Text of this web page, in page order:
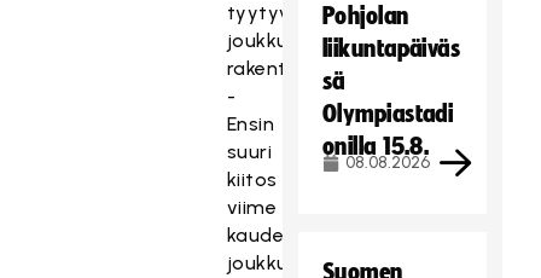
tyytyväinen
joukkueen
rakenteeseen.
-
Ensin
suuri
kiitos
viime
kauden
joukkueelle,
Pohjolan
liikuntapäiväs
sä
Olympiastadi
onilla 15.8.
08.08.2026
Suomen